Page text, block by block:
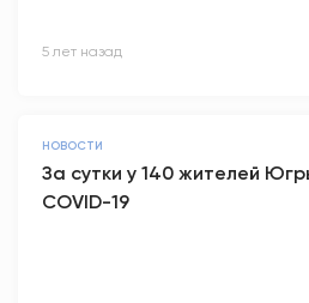
5 лет назад
НОВОСТИ
За сутки у 140 жителей
COVID-19